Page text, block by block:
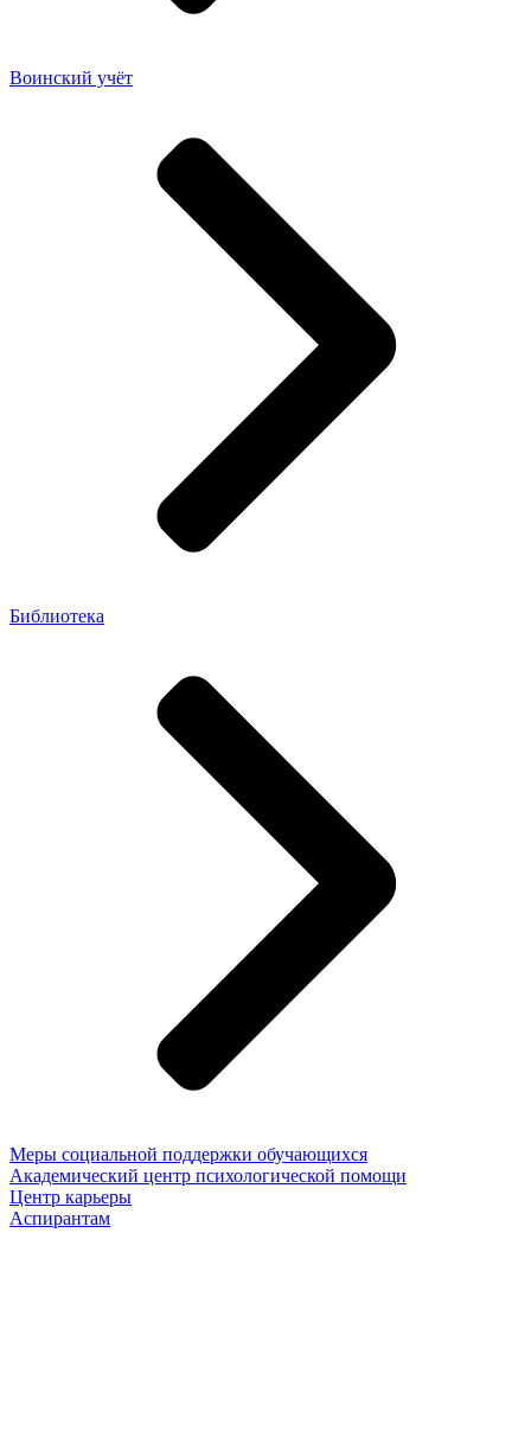
Воинский учёт
Библиотека
Меры социальной поддержки обучающихся
Академический центр психологической помощи
Центр карьеры
Аспирантам